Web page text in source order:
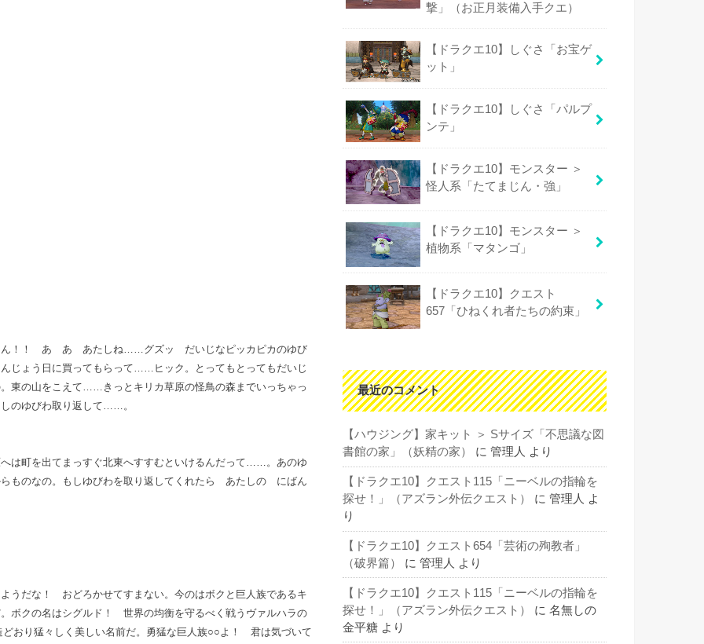
ん！！ あ あ あたしね……グズッ だいじなピッカピカのゆび
じょう日に買ってもらって……ヒック。とってもとってもだいじ
東の山をこえて……きっとキリカ草原の怪鳥の森までいっちゃっ
のゆびわ取り返して……。
町を出てまっすぐ北東へすすむといけるんだって……。あのゆ
ものなの。もしゆびわを取り返してくれたら あたしの にばん
だな！ おどろかせてすまない。今のはボクと巨人族であるキ
ボクの名はシグルド！ 世界の均衡を守るべく戦うヴァルハラの
り猛々しく美しい名前だ。勇猛な巨人族○○よ！ 君は気づいて
撃」（お正月装備入手クエ）
【ドラクエ10】しぐさ「お宝ゲ
ット」
【ドラクエ10】しぐさ「パルプ
ンテ」
【ドラクエ10】モンスター ＞
怪人系「たてまじん・強」
【ドラクエ10】モンスター ＞
植物系「マタンゴ」
【ドラクエ10】クエスト
657「ひねくれ者たちの約束」
最近のコメント
【ハウジング】家キット ＞ Sサイズ「不思議な図
書館の家」（妖精の家）
に 管理人 より
【ドラクエ10】クエスト115「ニーベルの指輪を
探せ！」（アズラン外伝クエスト）
に 管理人 よ
り
【ドラクエ10】クエスト654「芸術の殉教者」
（破界篇）
に 管理人 より
【ドラクエ10】クエスト115「ニーベルの指輪を
探せ！」（アズラン外伝クエスト）
に 名無しの
金平糖 より